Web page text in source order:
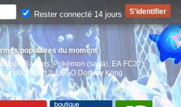
populaires du moment
Raiders, Pokémon (saga) EA FC27,
Switch 2,LEGO Donkey Kong
Rester connecté 14 jours